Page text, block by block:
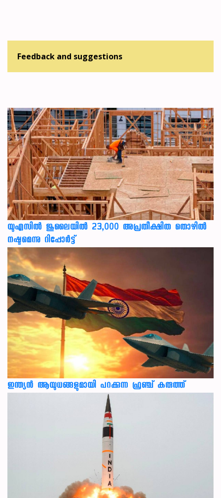
Feedback and suggestions
യുഎസില്‍ ജൂലൈയില്‍ 23,000 അപ്രതീക്ഷിത തൊഴില്‍
നഷ്ടമെന്നു റിപ്പോര്‍ട്ട്
ഇന്ത്യൻ ആയുധങ്ങളുമായി പറക്കുന്ന ഫ്രഞ്ച് കരുത്ത്